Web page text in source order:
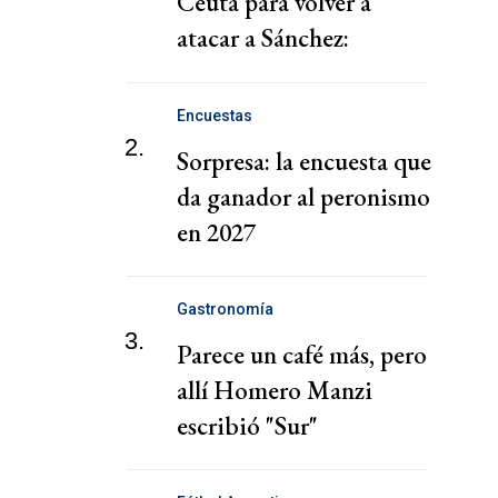
atacar a Sánchez:
2.
Encuestas
Sorpresa: la encuesta que
da ganador al peronismo
en 2027
3.
Gastronomía
Parece un café más, pero
allí Homero Manzi
escribió "Sur"